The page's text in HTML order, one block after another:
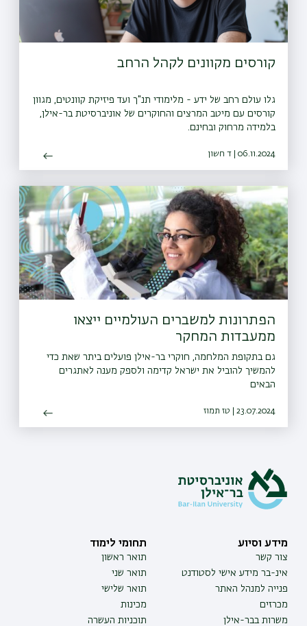
קורסים מקוונים לקהל הרחב
גלו עולם רחב של ידע - מלימודי תנ"ך ועד פיזיקת קוונטים, מגוון
קורסים עם מיטב המרצים והחוקרים של אוניברסיטת בר-אילן,
בלמידה מרחוק ובחינם.
06.11.2024 | ד חשון
הפתרונות למשברים העולמיים ייצאו
ממעבדות המחקר
גם בתקופת המלחמה, חוקרי בר-אילן פועלים ביתר שאת כדי
להמשיך להוביל את ישראל קדימה ולספק מענה לאתגרים
הבאים
23.07.2024 | טז תמוז
מידע וסיוע
צור קשר
אינ-בר מידע אישי לסטודנט
פנייה למנהל האתר
מכרזים
משרות בבר-אילן
תחומי לימוד
תואר ראשון
תואר שני
תואר שלישי
מכינות
תוכניות העשרה